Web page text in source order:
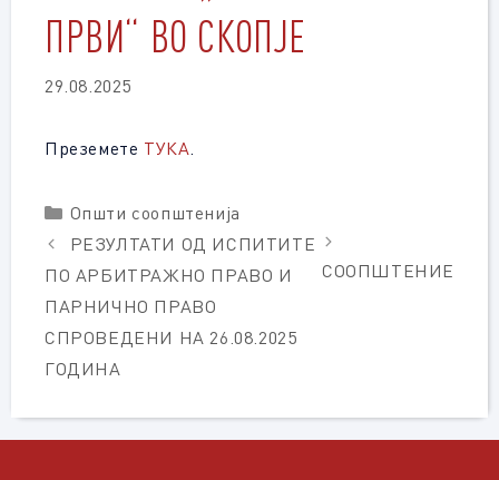
ПРВИ“ ВО СКОПЈЕ
29.08.2025
Преземете ТУКА.
Categories
Општи соопштенија
РЕЗУЛТАТИ ОД ИСПИТИТЕ
ПО АРБИТРАЖНО ПРАВО И
ПАРНИЧНО ПРАВО
СПРОВЕДЕНИ НА 26.08.2025
ГОДИНА
СООПШТЕНИЕ